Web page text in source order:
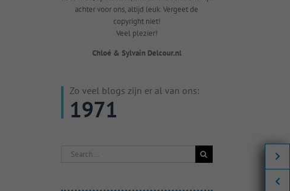
achter voor ons, altijd leuk. Vergeet de
copyright niet!
Veel plezier!
Chloé & Sylvain Delcour.nl
Zo veel blogs zijn er al van ons:
1971
Search